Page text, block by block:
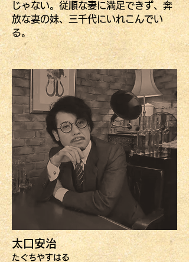
じゃない。従順な妻に満足できず、奔
放な妻の妹、三千代にいれこんでい
る。
太口安治
​たぐちやすはる